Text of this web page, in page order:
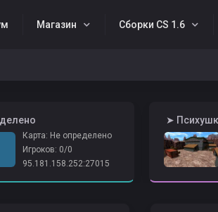
Магазин Сборки CS 1.6
Карта: Не определено
Игроков: 0/0
95.181.158.252:27015